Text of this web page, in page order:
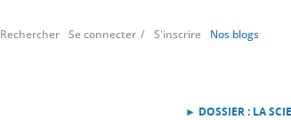
Rechercher Se connecter S'inscrire Nos blogs
► DOSSIER : LA